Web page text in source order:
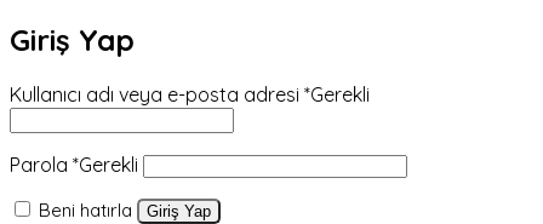
Giriş Yap
Kullanıcı adı veya e-posta adresi *Gerekli
Parola *Gerekli
Beni hatırla Giriş Yap